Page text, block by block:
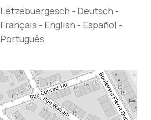
Lëtzebuergesch - Deutsch -
Français - English - Español -
Português